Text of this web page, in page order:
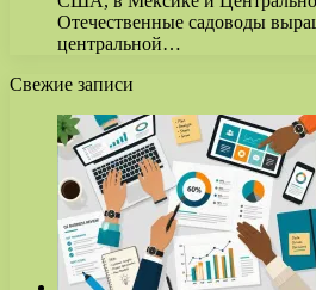
Отечественные садоводы
центральной…
Свежие записи